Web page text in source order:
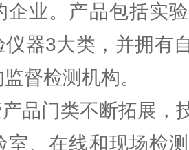
企业。产品包括实
仪器3大类，并拥有
督检测机构。
品门类不断拓展，
室、在线和现场检